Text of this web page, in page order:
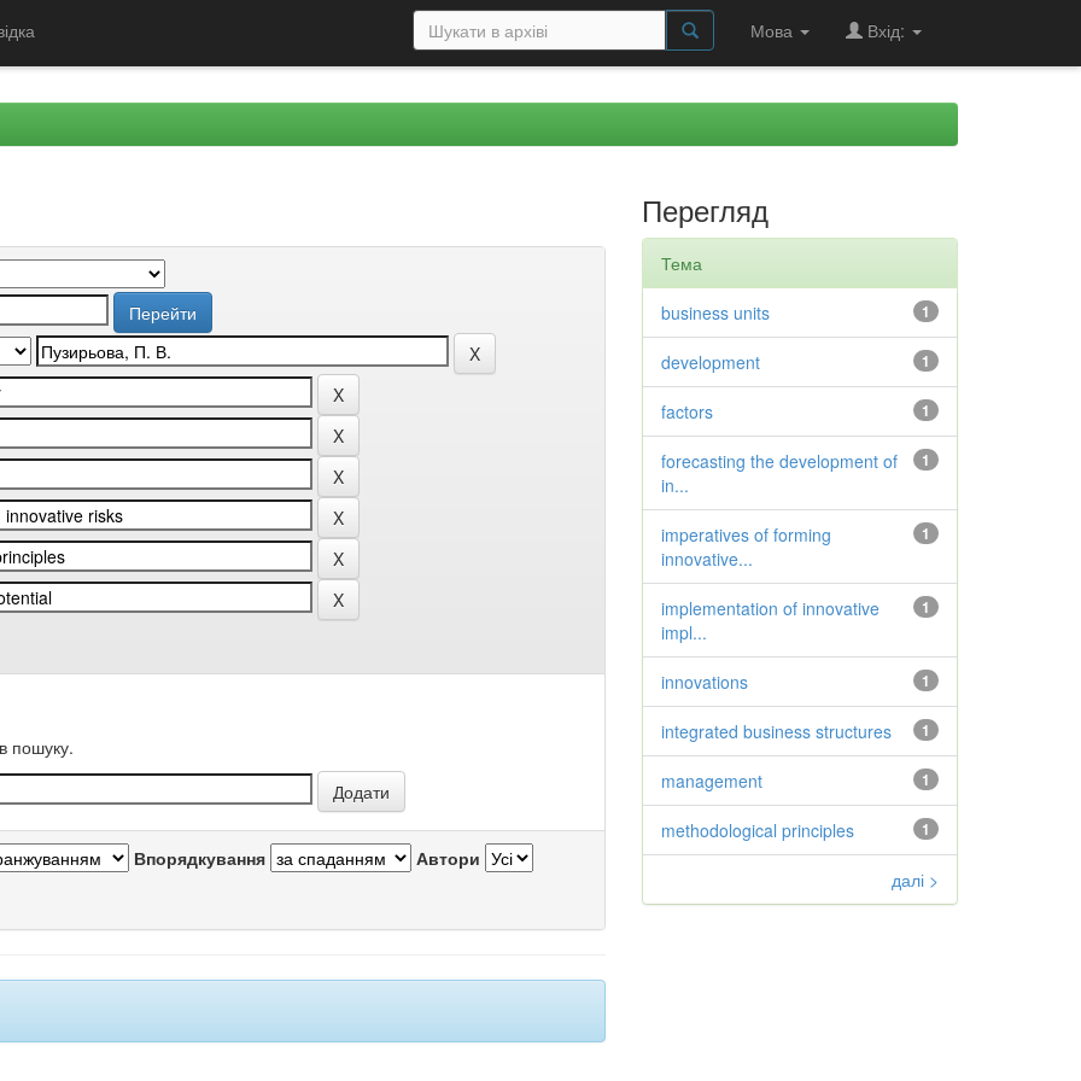
Мова Вхід:
пошуку.
Впорядкування Автори
Перегляд
Тема
1
business units
1
development
1
factors
1
forecasting the development of
in...
1
imperatives of forming
innovative...
1
implementation of innovative
impl...
1
innovations
1
integrated business structures
1
management
1
methodological principles
далі >